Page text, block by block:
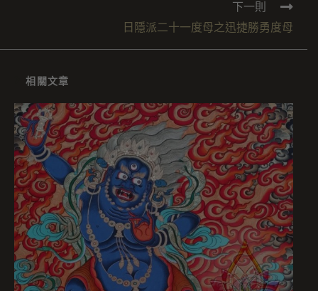
下一則
日隱派二十一度母之迅捷勝勇度母
相關文章